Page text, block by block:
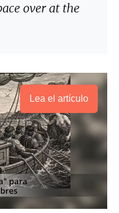
over at the
Lea el artículo